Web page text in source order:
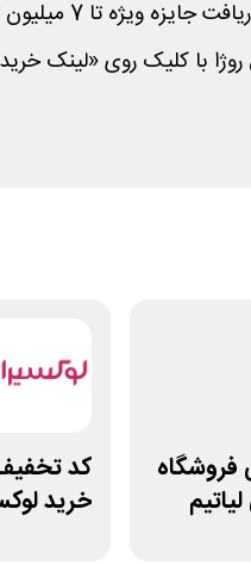
با کلیک روی «لینک
هزاری فروشگاه
خرید